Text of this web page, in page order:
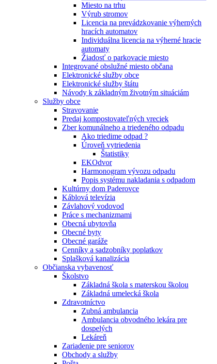
Miesto na trhu
Výrub stromov
Licencia na prevádzkovanie výherných
hracích automatov
Individuálna licencia na výherné hracie
automaty
Žiadosť o parkovacie miesto
Integrované obslužné miesto občana
Elektronické služby obce
Elektronické služby štátu
Návody k základným životným situáciám
Služby obce
Stravovanie
Predaj kompostovateľných vreciek
Zber komunálneho a triedeného odpadu
Ako triedime odpad ?
Úroveň vytriedenia
Štatistiky
EKOdvor
Harmonogram vývozu odpadu
Popis systému nakladania s odpadom
Kultúrny dom Paderovce
Káblová televízia
Závlahový vodovod
Práce s mechanizmami
Obecná ubytovňa
Obecné byty
Obecné garáže
Cenníky a sadzobníky poplatkov
Splašková kanalizácia
Občianska vybavenosť
Školstvo
Základná škola s materskou školou
Základná umelecká škola
Zdravotníctvo
Zubná ambulancia
Ambulancia obvodného lekára pre
dospelých
Lekáreň
Zariadenie pre seniorov
Obchody a služby